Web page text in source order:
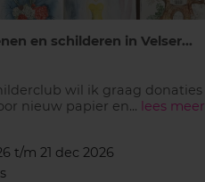
en schilderen in Velser...
wil ik graag donaties
nieuw papier en... lees meer
t/m 21 dec 2026